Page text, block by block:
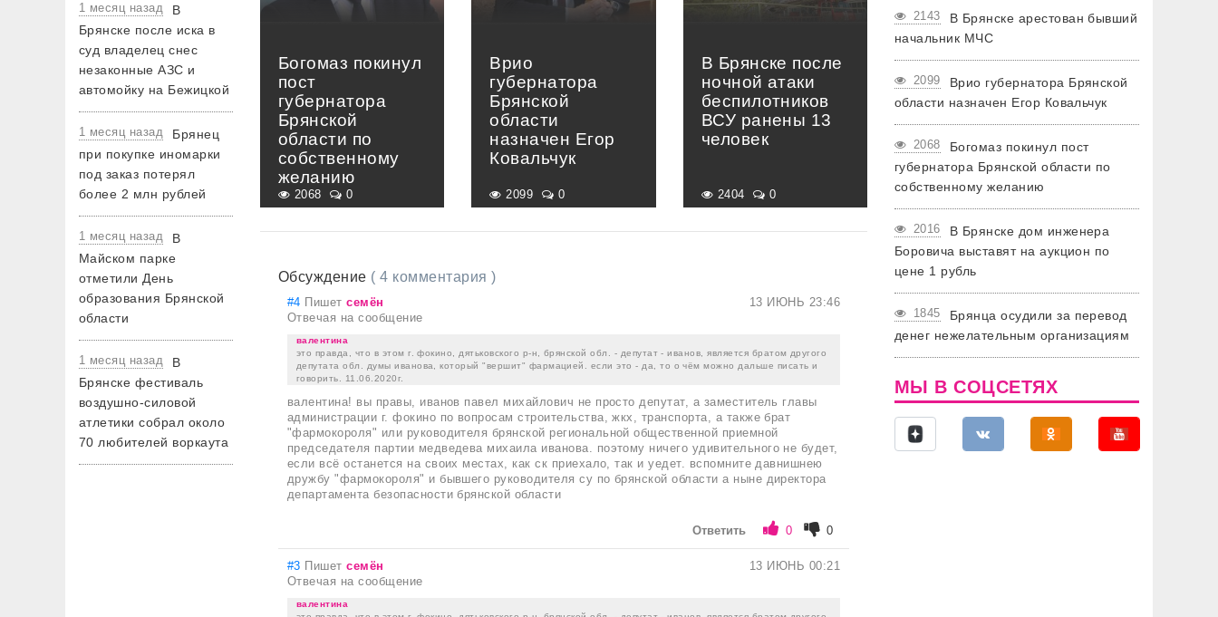
1 месяц назад
В
Брянске после иска в
суд владелец снес
незаконные АЗС и
автомойку на Бежицкой
1 месяц назад
Брянец
при покупке иномарки
под заказ потерял
более 2 млн рублей
1 месяц назад
В
Майском парке
отметили День
образования Брянской
области
1 месяц назад
В
Брянске фестиваль
воздушно-силовой
атлетики собрал около
70 любителей воркаута
Богомаз покинул
пост
губернатора
Брянской
области по
собственному
желанию
2068 0
Врио
губернатора
Брянской
области
назначен Егор
Ковальчук
2099 0
В Брянске после
ночной атаки
беспилотников
ВСУ ранены 13
человек
2404 0
Обсуждение ( 4 комментария )
#4 Пишетсемён
13 ИЮНЬ 23:46
Отвечая на сообщение
валентина
это правда, что в этом г. фокино, дятьковского р-н, брянской обл. - депутат - иванов, является братом другого
депутата обл. думы иванова, который "вершит" фармацией. если это - да, то о чём можно дальше писать и
говорить. 11.06.2020г.
валентина! вы правы, иванов павел михайлович не просто депутат, а заместитель главы
администрации г. фокино по вопросам строительства, жкх, транспорта, а также брат
"фармокороля" или руководителя брянской региональной общественной приемной
председателя партии медведева михаила иванова. поэтому ничего удивительного не будет,
если всё останется на своих местах, как ск приехало, так и уедет. вспомните давнишнею
дружбу "фармокороля" и бывшего руководителя су по брянской области а ныне директора
департамента безопасности брянской области
Ответить 0 0
#3 Пишетсемён
13 ИЮНЬ 00:21
Отвечая на сообщение
валентина
2143
В Брянске арестован бывший
начальник МЧС
2099
Врио губернатора Брянской
области назначен Егор Ковальчук
2068
Богомаз покинул пост
губернатора Брянской области по
собственному желанию
2016
В Брянске дом инженера
Боровича выставят на аукцион по
цене 1 рубль
1845
Брянца осудили за перевод
денег нежелательным организациям
МЫ В СОЦСЕТЯХ